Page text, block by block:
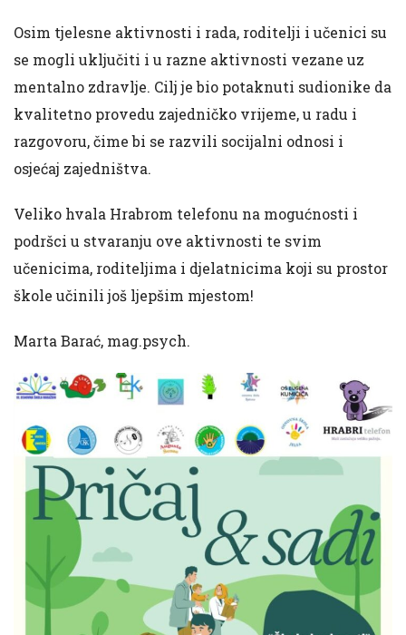
Osim tjelesne aktivnosti i rada, roditelji i učenici su
se mogli uključiti i u razne aktivnosti vezane uz
mentalno zdravlje. Cilj je bio potaknuti sudionike da
kvalitetno provedu zajedničko vrijeme, u radu i
razgovoru, čime bi se razvili socijalni odnosi i
osjećaj zajedništva.
Veliko hvala Hrabrom telefonu na mogućnosti i
podršci u stvaranju ove aktivnosti te svim
učenicima, roditeljima i djelatnicima koji su prostor
škole učinili još ljepšim mjestom!
Marta Barać, mag.psych.